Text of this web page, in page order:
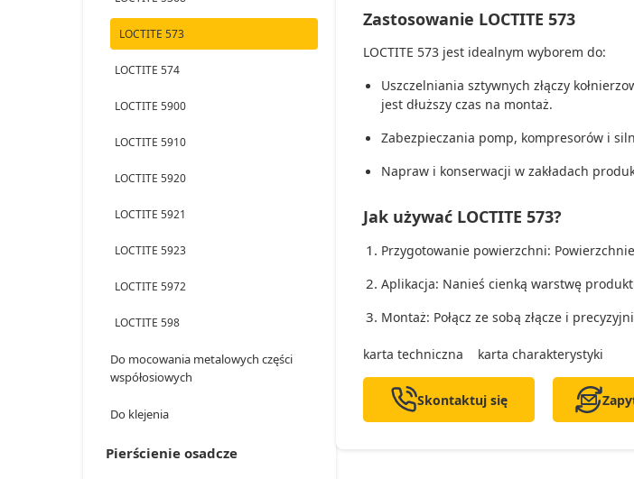
LOCTITE 573
LOCTITE 574
LOCTITE 5900
LOCTITE 5910
LOCTITE 5920
LOCTITE 5921
LOCTITE 5923
LOCTITE 5972
LOCTITE 598
Do mocowania metalowych części
współosiowych
Do klejenia
Pierścienie osadcze
Zastosowanie LOCTITE 573
LOCTITE 573 jest idealnym wyborem do:
Uszczelniania sztywnych złączy
jest dłuższy czas na montaż.
Zabezpieczania pomp, kompresorów i
Napraw i konserwacji w zakładach
Jak używać LOCTITE 573?
Przygotowanie powierzchni:
Aplikacja: Nanieś cienką warstwę
Montaż: Połącz ze sobą złącze i
karta techniczna karta charakterystyki
Skontaktuj się